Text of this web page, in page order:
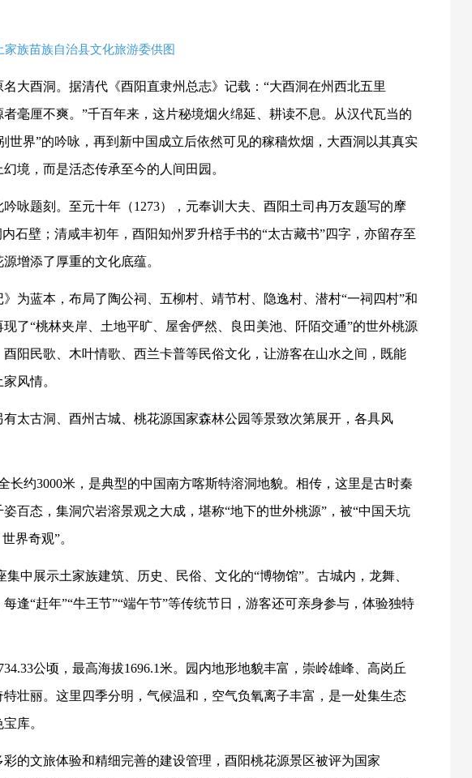
族苗族自治县文化旅游委供图
大酉洞。据清代《酉阳直隶州总志》记载：“大酉洞在州西北五里
毫厘不爽。”千百年来，这片秘境烟火绵延、耕读不息。从汉代瓦当的
世界”的吟咏，再到新中国成立后依然可见的稼穑炊烟，大酉洞以其真实
境，而是活态传承至今的人间田园。
咏题刻。至元十年（1273），元奉训大夫、酉阳土司冉万友题写的摩
石壁；清咸丰初年，酉阳知州罗升棓手书的“太古藏书”四字，亦留存至
增添了厚重的文化底蕴。
为蓝本，布局了陶公祠、五柳村、靖节村、隐逸村、潜村“一祠四村”和
了“桃林夹岸、土地平旷、屋舍俨然、良田美池、阡陌交通”的世外桃源
阳民歌、木叶情歌、西兰卡普等民俗文化，让游客在山水之间，既能
风情。
太古洞、酉州古城、桃花源国家森林公园等景致次第展开，各具风
长约3000米，是典型的中国南方喀斯特溶洞地貌。相传，这里是古时秦
百态，集洞穴岩溶景观之大成，堪称“地下的世外桃源”，被“中国天坑
界奇观”。
中展示土家族建筑、历史、民俗、文化的“博物馆”。古城内，龙舞、
逢“赶年”“牛王节”“端午节”等传统节日，游客还可亲身参与，体验独特
公顷，最高海拔1696.1米。园内地形地貌丰富，崇岭雄峰、高岗丘
壮丽。这里四季分明，气候温和，空气负氧离子丰富，是一处集生态
库。
的文旅体验和精细完善的建设管理，酉阳桃花源景区被评为国家